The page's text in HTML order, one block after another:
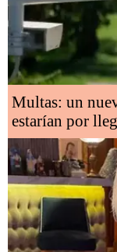
Multas: un
estarían por